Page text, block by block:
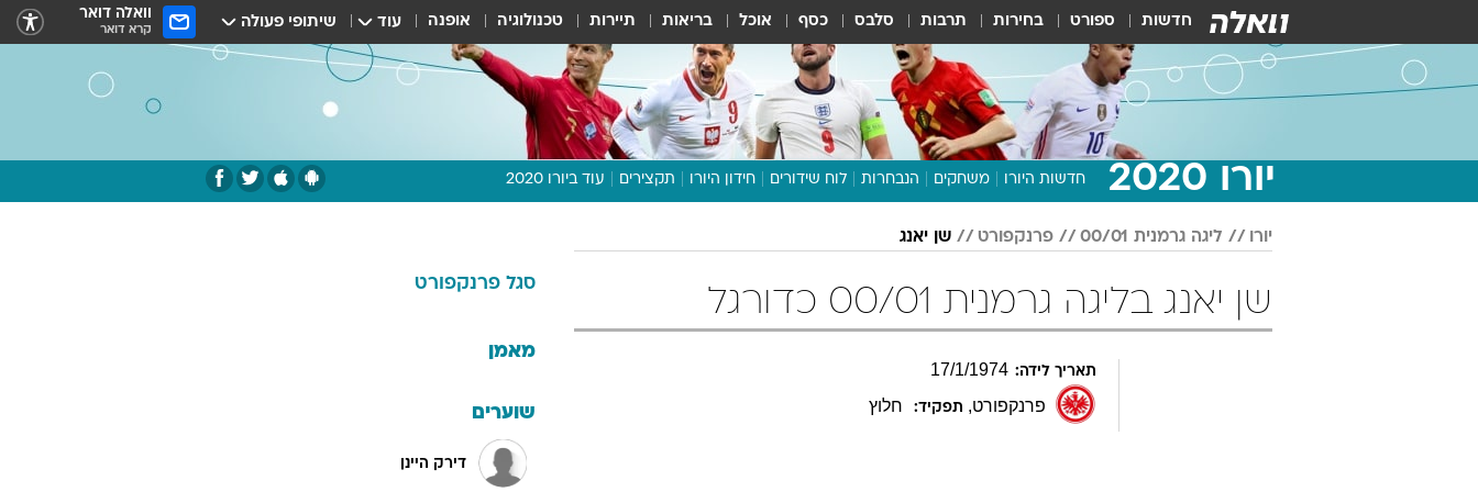
חדשות ספורט בחירות תרבות סלבס כסף אוכל בריאות תיירות טכנולוגיה אופנה עוד שיתופי פעולה וואלה דואר
קרא דואר
יורו 2020 חדשות היורו משחקים הנבחרות לוח שידורים חידון היורו תקצירים עוד ביורו 2020
תכנית היורו
דעות ופרשנויות
יורו ליגה גרמנית 00/01 פרנקפורט שן יאנג
שן יאנג בליגה גרמנית 00/01 כדורגל
תאריך לידה: 17/1/1974
פרנקפורט, תפקיד: חלוץ
סגל פרנקפורט
מאמן
שוערים
דירק היינן